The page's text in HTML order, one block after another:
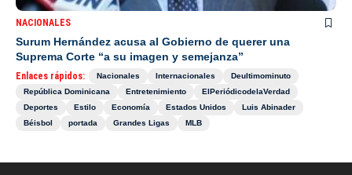
NACIONALES
Surum Hernández acusa al Gobierno de querer una
Suprema Corte “a su imagen y semejanza”
Enlaces rápidos: Nacionales Internacionales
Deultimominuto
República Dominicana
Entretenimiento
ElPeriódicodelaVerdad
Deportes
Estilo Economía Estados Unidos
Luis Abinader
Béisbol
portada Grandes Ligas MLB